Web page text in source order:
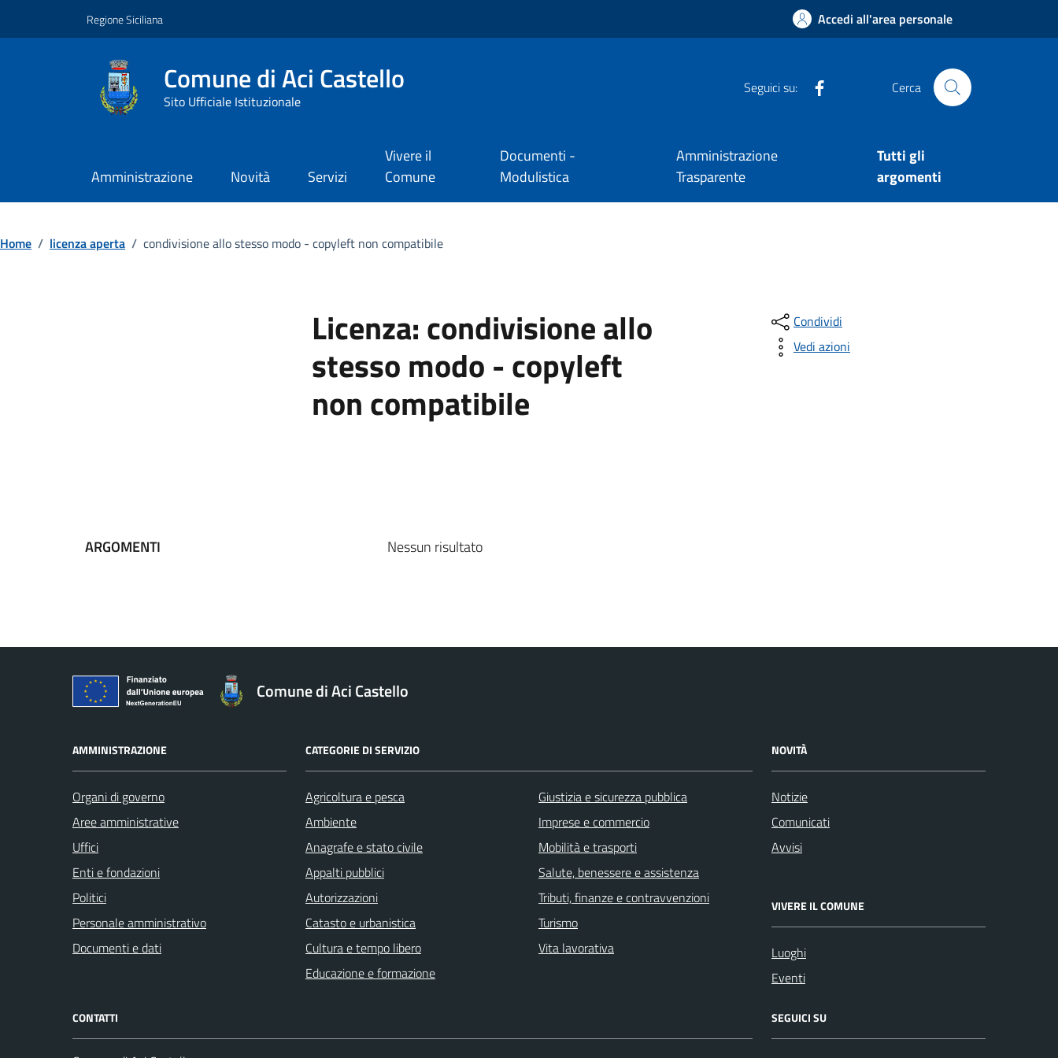
Regione Siciliana Accedi all'area personale
Comune di Aci Castello
Sito Ufficiale Istituzionale
Seguici su: Cerca
Amministrazione Novità Servizi
Vivere il
Comune
Documenti -
Modulistica
Amministrazione
Trasparente
Tutti gli
argomenti
Home / licenza aperta / condivisione allo stesso modo - copyleft non compatibile
Licenza:condivisione allo
stesso modo - copyleft
non compatibile
Condividi
Vedi azioni
ARGOMENTI Nessun risultato
Comune di Aci Castello
AMMINISTRAZIONE
Organi di governo
Aree amministrative
Uffici
Enti e fondazioni
Politici
Personale amministrativo
Documenti e dati
CATEGORIE DI SERVIZIO
Agricoltura e pesca
Ambiente
Anagrafe e stato civile
Appalti pubblici
Autorizzazioni
Catasto e urbanistica
Cultura e tempo libero
Educazione e formazione
Giustizia e sicurezza pubblica
Imprese e commercio
Mobilità e trasporti
Salute, benessere e assistenza
Tributi, finanze e contravvenzioni
Turismo
Vita lavorativa
NOVITÀ
Notizie
Comunicati
Avvisi
VIVERE IL COMUNE
Luoghi
Eventi
CONTATTI SEGUICI SU